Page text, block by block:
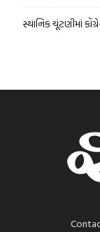
સ્થાનિક ચૂંટણીમાં